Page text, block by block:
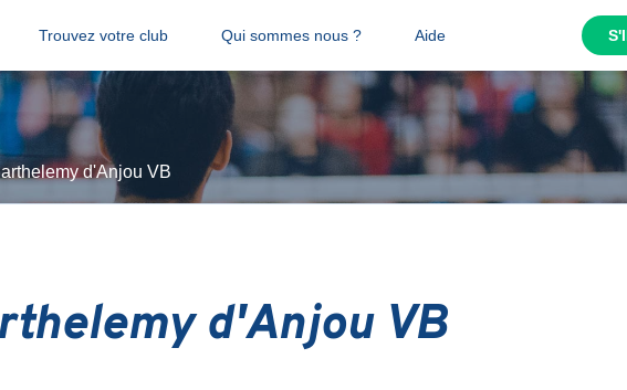
Trouvez votre club Qui sommes nous ? Aide
d'Anjou VB
d'Anjou VB